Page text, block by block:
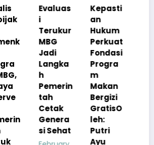
Evaluas
i
MBG
Langka
h
Pemerin
tah
Genera
Kepasti
Hukum
Perkuat
Fondasi
Progra
Makan
Bergizi
GratisO
leh:
Putri
Ayu
Apresia
Pemerin
tah
Pastika
n
s Menu
MBG
Tetap
Sesuai
Standar
Gizi